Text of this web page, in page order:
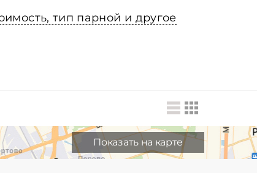
тип парной и другое
Показать на карте